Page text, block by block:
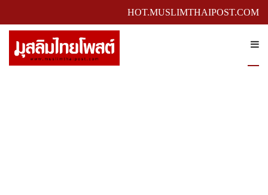
HOT.MUSLIMTHAIPOST.COM